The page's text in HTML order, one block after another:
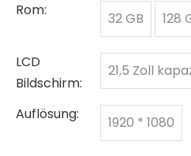
Rom: 32 GB 128
LCD
Bildschirm:
21,5 Zoll
Auflösung: 1920 * 1080